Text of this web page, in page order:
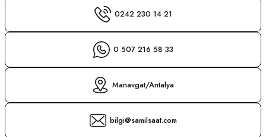
0242 230 14 21
0 507 216 58 33
Manavgat/Antalya
bilgi@samilsaat.com